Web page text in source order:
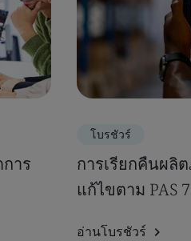
าร
โบรชัวร์
การเรียกคืนผลิ
แก้ไขตาม PAS
อ่านโบรชัวร์